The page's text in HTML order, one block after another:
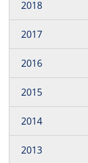
2018
2017
2016
2015
2014
2013